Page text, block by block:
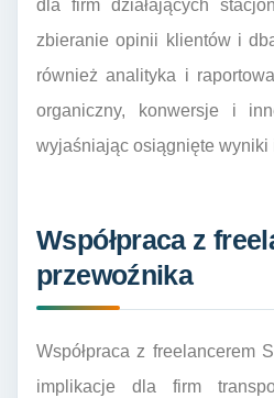
dla firm działających
zbieranie opinii klientów i
również analityka i
organiczny, konwersje i
wyjaśniając osiągnięte wyniki
Współpraca z
przewoźnika
Współpraca z freelancerem
implikacje dla firm